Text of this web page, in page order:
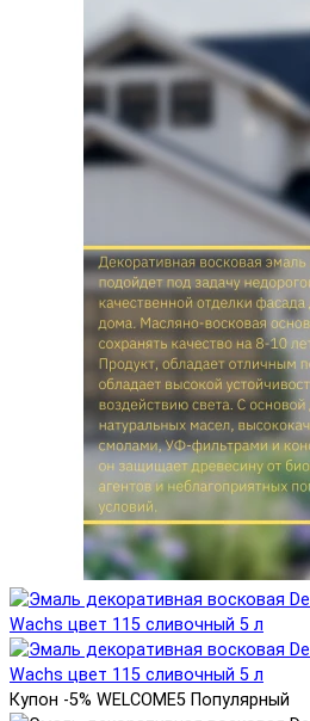
Купон -5% WELCOME5 Популярный